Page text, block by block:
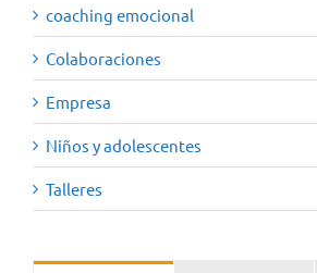
coaching emocional
Colaboraciones
Empresa
Niños y adolescentes
Talleres